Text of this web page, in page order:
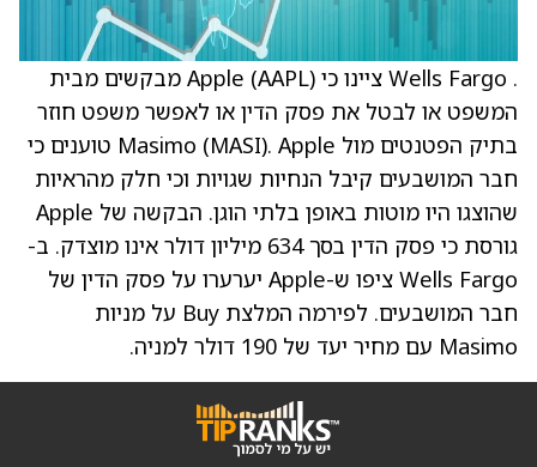
. Wells Fargo ציינו כי Apple (AAPL) מבקשים מבית
המשפט או לבטל את פסק הדין או לאפשר משפט חוזר
בתיק הפטנטים מול Masimo (MASI). Apple טוענים כי
חבר המושבעים קיבל הנחיות שגויות וכי חלק מהראיות
שהוצגו היו מוטות באופן בלתי הוגן. הבקשה של Apple
גורסת כי פסק הדין בסך 634 מיליון דולר אינו מוצדק. ב-
Wells Fargo ציפו ש-Apple יערערו על פסק הדין של
חבר המושבעים. לפירמה המלצת Buy על מניות
Masimo עם מחיר יעד של 190 דולר למניה.